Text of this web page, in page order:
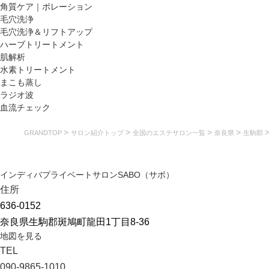
角質ケア｜ポレーション
毛穴洗浄
毛穴洗浄＆リフトアップ
ハーブトリートメント
肌解析
水素トリートメント
まこも蒸し
ラジオ波
血流チェック
GRANDTOP > サロン紹介トップ > 全国のエステサロン一覧 > 奈良県 > 生駒郡 >
インディバプライベートサロンSABO（サボ）
住所
636-0152
奈良県生駒郡斑鳩町龍田1丁目8-36
地図を見る
TEL
090-9865-1010